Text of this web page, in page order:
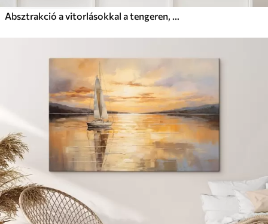
Absztrakció a vitorlásokkal a tengeren, akril stílusban, naplemente